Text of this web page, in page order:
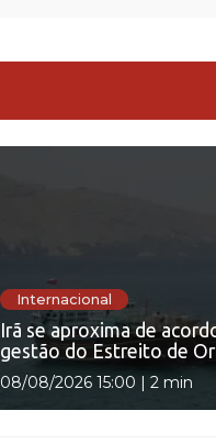
Internacional
Irã se aproxima de
gestão do Estreito de
08/08/2026 15:00 | 2 min